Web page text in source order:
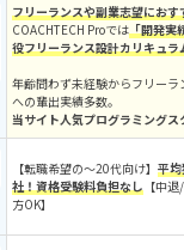
フリーランスや副業志望におす
COACHTECH Proでは 「開発
役フリーランス設計カリキュラ
年齢問わず未経験からフリーラ
への輩出実績多数。
当サイト人気プログラミングス
​​【転職希望の〜20代向け】 平
社！資格受験料負担なし 【中退/
方OK】